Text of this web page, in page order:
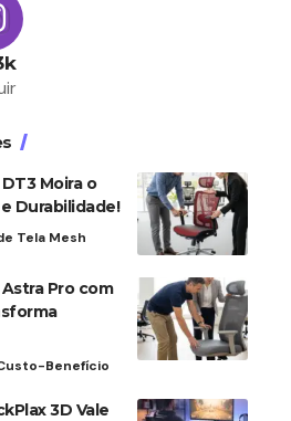
Moira o
Durabilidade!
Tela Mesh
Pro com
Benefício
3D Vale